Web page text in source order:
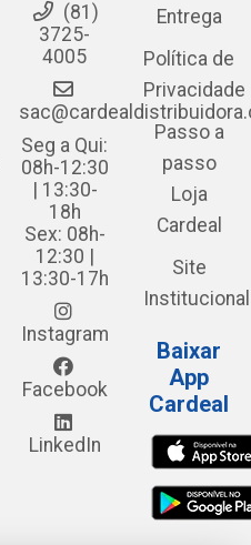
(81)
3725-
4005
Seg a Qui:
08h-12:30
| 13:30-
18h
Sex: 08h-
12:30 |
13:30-17h
Instagram
Facebook
LinkedIn
Entrega
Política de
Privacidade
Passo a
passo
Loja
Cardeal
Site
Institucional
Baixar
App
Cardeal